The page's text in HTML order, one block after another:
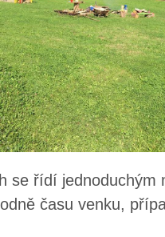
se řídí
času venku,